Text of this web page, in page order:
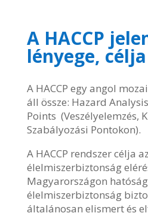
A HACCP
lényege, célja
A HACCP egy angol
áll össze: Hazard
Points (Veszélyelemzés,
Szabályozási Pontokon).
A HACCP rendszer célja az
élelmiszerbiztonság
Magyarországon
élelmiszerbiztonság
általánosan elismert és